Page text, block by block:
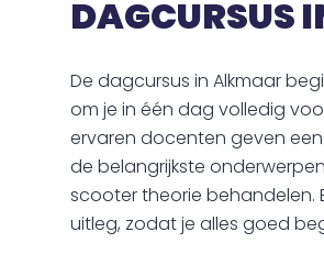
DAGCURSUS
De dagcursus in Alkmaar
om je in één dag volledig
ervaren docenten geven
de belangrijkste
scooter theorie behandelen.
uitleg, zodat je alles goed